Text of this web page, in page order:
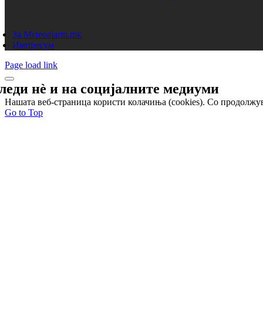
За Meteoalarm.mk
Импресум
Page load link
нѐ и насоцијалните медиуми
Нашата веб-страница користи колачиња (cookies). Со
Go to Top